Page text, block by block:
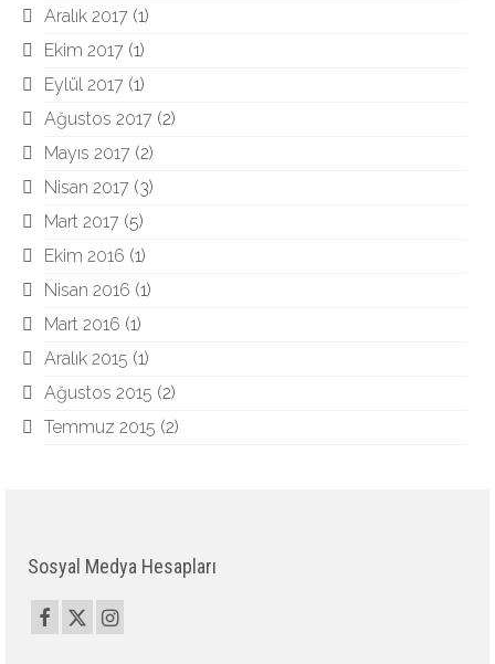
Aralık 2017 (1)
Ekim 2017 (1)
Eylül 2017 (1)
Ağustos 2017 (2)
Mayıs 2017 (2)
Nisan 2017 (3)
Mart 2017 (5)
Ekim 2016 (1)
Nisan 2016 (1)
Mart 2016 (1)
Aralık 2015 (1)
Ağustos 2015 (2)
Temmuz 2015 (2)
Sosyal Medya Hesapları